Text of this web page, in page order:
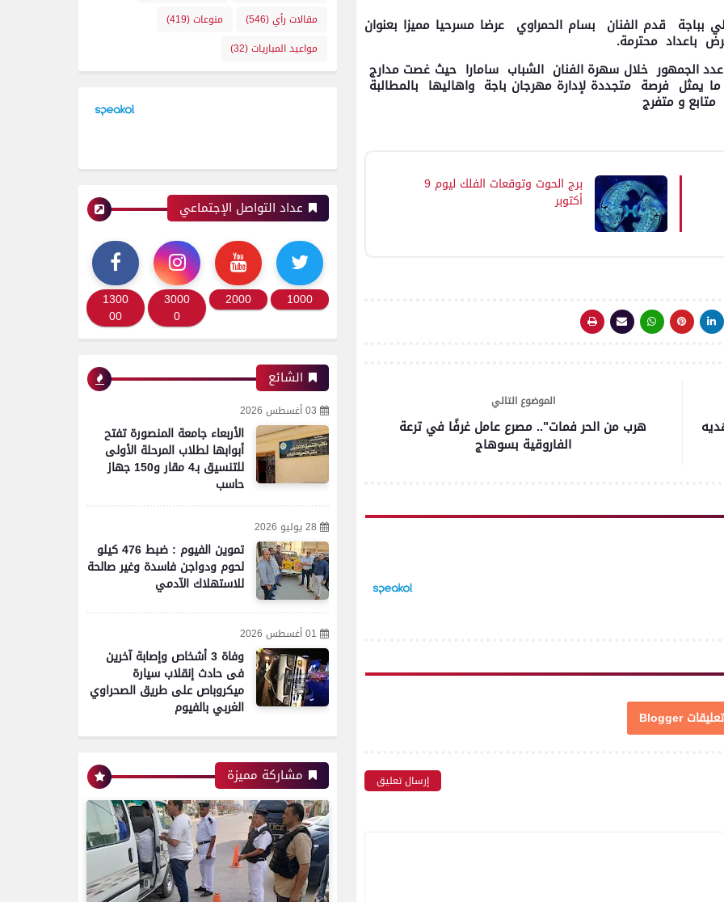
بباجة قدم الفنان بسام الحمراوي عرضا مسرحيا مميزا بعنوان
باعداد محترمة.
الجمهور خلال سهرة الفنان الشباب سامارا حيث غصت مدارج
يمثل فرصة متجددة لإدارة مهرجان باجة واهاليها بالمطالبة
و متفرج
برج الحوت وتوقعات الفلك ليوم 9
أكتوبر
الموضوع التالي
هرب من الحر فمات".. مصرع عامل غرفًا في ترعة
الفاروقية بسوهاج
تعليقات Blogger
إرسال تعليق
مقالات رأي(546) منوعات(419)
مواعيد المباريات(32)
عداد التواصل الإجتماعي
1000
2000
3000
0
1300
00
الشائع
03 أغسطس 2026
الأربعاء جامعة المنصورة تفتح
أبوابها لطلاب المرحلة الأولى
للتنسيق بـ4 مقار و150 جهاز
حاسب
28 يوليو 2026
تموين الفيوم : ضبط 476 كيلو
لحوم ودواجن فاسدة وغير صالحة
للاستهلاك الآدمي
01 أغسطس 2026
وفاة 3 أشخاص وإصابة آخرين
فى حادث إنقلاب سيارة
ميكروباص على طريق الصحراوي
الغربي بالفيوم
مشاركة مميزة
محافظات
حملة أمنية مكبرة بدائرة
قسمي أول وثاني ومركز
الفيوم لضبط الخارجين عن
القانون وتعزيز الانضباط
محافظات
محافظ الفيوم يستقبل مدير
مديرية التربية والتعليم الجديد
التعليمية بالمحافظة
اخبار
نقابة الصحفيين تستنكر سلوك
فتاة واقعة الأوبر.. ليست
صحفية وغير مقيدة بجداول
النقابة
محافظات
تموين الفيوم: ضبط 4 طن
مصنعات لحوم وخامات إنتاج
منتهية الصلاحية وغير صالحة
للاستهلاك الآدمي